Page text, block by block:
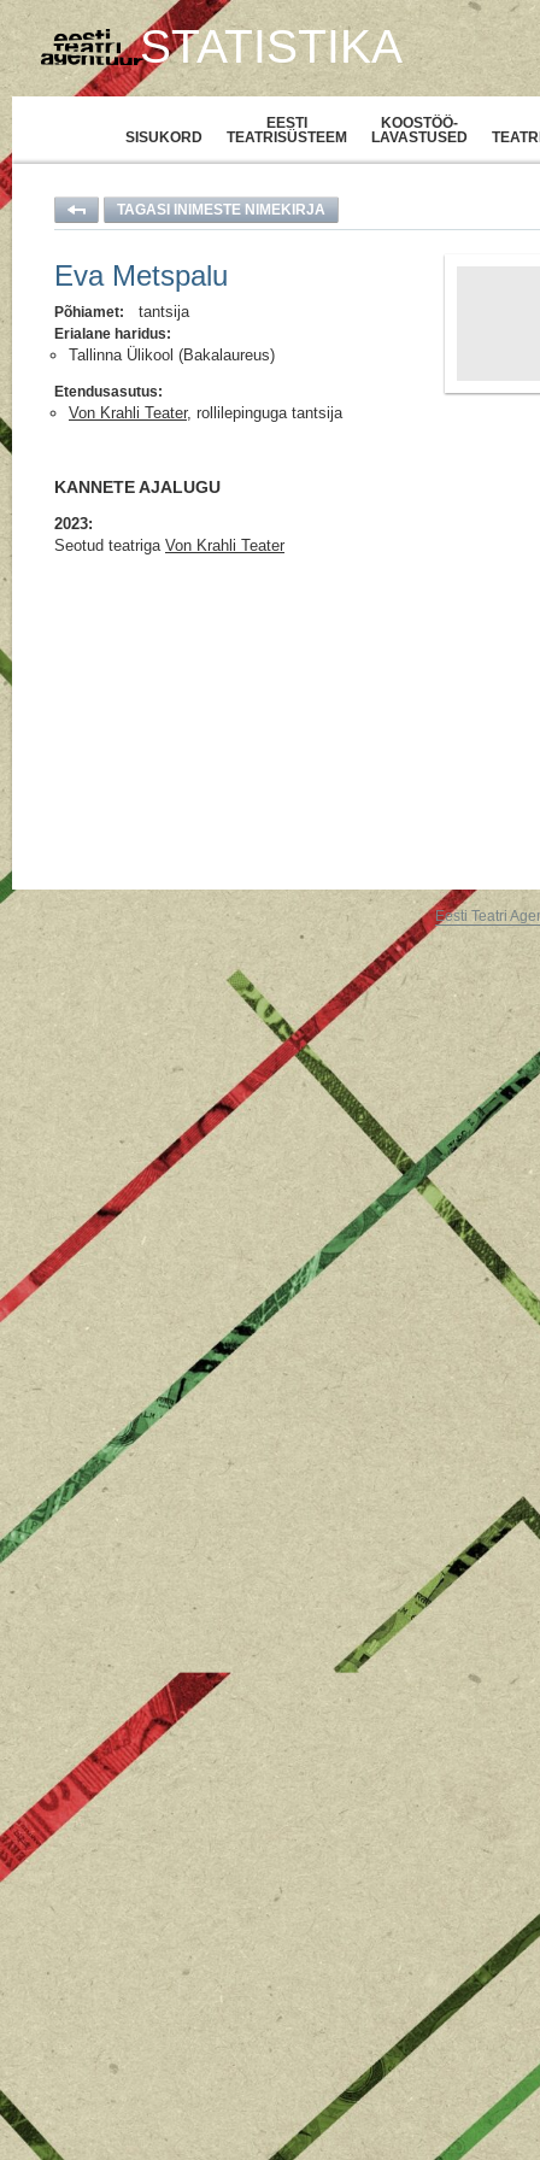
STATISTIKA
SISUKORD
EESTI
TEATRISÜSTEEM
KOOSTÖÖ-
LAVASTUSED
TAGASI INIMESTE NIMEKIRJA
Eva Metspalu
Põhiamet: tantsija
Erialane haridus:
Tallinna Ülikool (Bakalaureus)
Etendusasutus:
Von Krahli Teater, rollilepinguga tantsija
KANNETE AJALUGU
2023:
Seotud teatriga Von Krahli Teater
Eesti Teatri